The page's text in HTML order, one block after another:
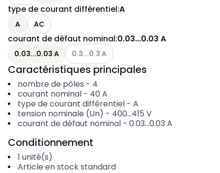
type de courant différentiel:A
A AC
courant de défaut nominal:0.03...0.03 A
0.03...0.03 A Voir les options disponibles
0.3...0.3 A
Caractéristiques principales
nombre de pôles - 4
courant nominal- 40 A
type de courant différentiel- A
tension nominale (Un) - 400...415 V
courant de défaut nominal- 0.03...0.03 A
Conditionnement
1 unité(s)
Article en stock standard